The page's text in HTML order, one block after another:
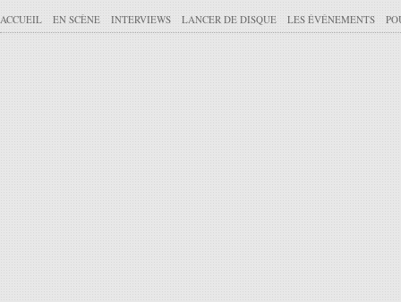
ACCUEIL EN SCÈNE INTERVIEWS LANCER DE DISQUE LES ÉVÉNEMENTS